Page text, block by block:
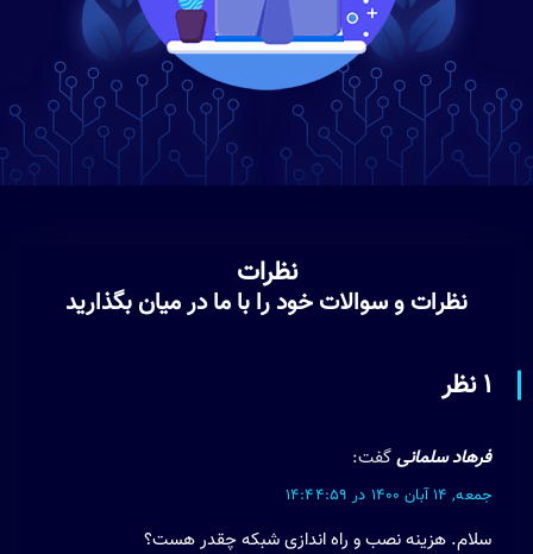
نظرات
نظرات و سوالات خود را با ما در میان بگذارید
1 نظر
فرهاد سلمانیگفت:
جمعه, 14 آبان 1400 در 14:44:59
سلام. هزینه نصب و راه اندازی شبکه چقدر هست؟